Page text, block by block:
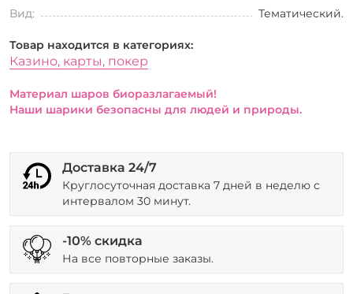
Вид:
Тематический.
Товар находится в категориях:
Казино, карты, покер
Материал шаров биоразлагаемый!
Наши шарики безопасны для людей и природы.
Доставка 24/7
Круглосуточная доставка 7 дней в неделю с
интервалом 30 минут.
-10% скидка
На все повторные заказы.